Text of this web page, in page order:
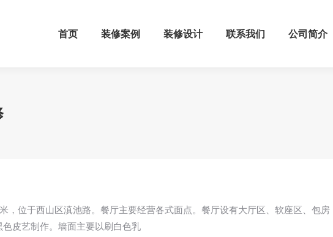
首页 装修案例 装修设计 联系我们 公司简介
，位于西山区滇池路。 餐厅主要经营各式面点。餐厅设有大厅区、软座区、包房
皮艺制作。墙面主要以刷白色乳